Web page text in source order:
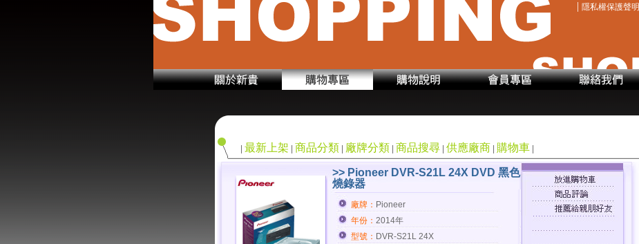
| 隱私權保護聲明
最新上架 商品分類 廠牌分類 商品搜尋 供應廠商 購物車
>> Pioneer DVR-S21L 24X DVD 黑色
燒錄器
廠牌： Pioneer
年份： 2014年
型號： DVR-S21L 24X